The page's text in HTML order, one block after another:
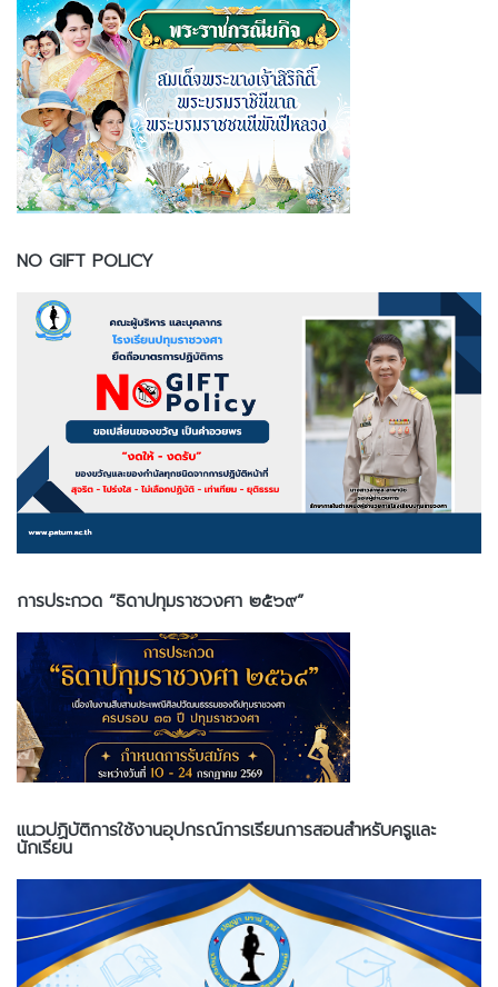
NO GIFT POLICY
การประกวด “ธิดาปทุมราชวงศา ๒๕๖๙”
แนวปฏิบัติการใช้งานอุปกรณ์การเรียนการสอนสำหรับครูและ
นักเรียน